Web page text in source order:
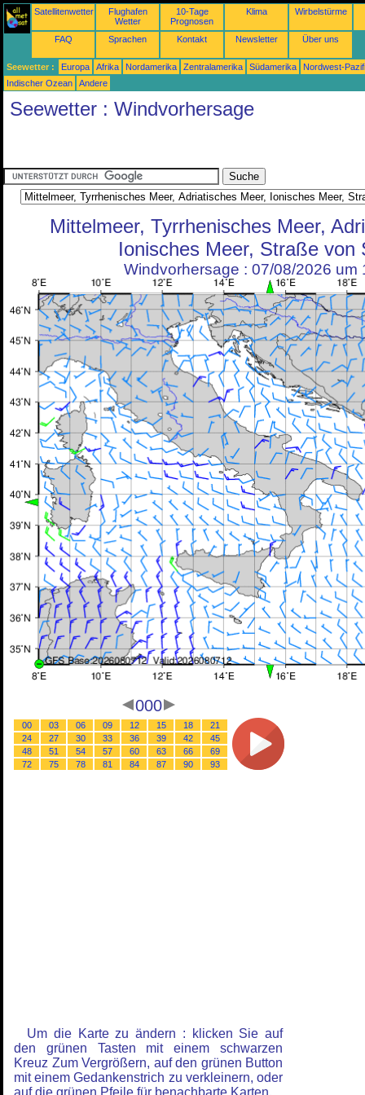
Satellitenwetter
Flughafen
Wetter
10-Tage
Prognosen
Klima Wirbelstürme
FAQ Sprachen Kontakt Newsletter Über uns
Seewetter : Europa Afrika Nordamerika Zentralamerika Südamerika
Nordwest-
Indischer Ozean
Andere
Seewetter : Windvorhersage
Mittelmeer, Tyrrhenisches Meer,
Ionisches Meer, Straße von
Windvorhersage : 07/08/2026 um
000
00 03 06 09 12 15 18
21
24
27 30 33 36 39 42
45
48
51 54 57 60 63 66
69
72
75 78 81 84 87 90 93
Um die Karte zu ändern : klicken Sie auf
den grünen Tasten mit einem schwarzen
Kreuz Zum Vergrößern, auf den grünen Button
mit einem Gedankenstrich zu verkleinern, oder
auf die grünen Pfeile für benachbarte Karten.